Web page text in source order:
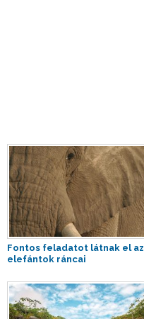
Fontos feladatot látnak el az
elefántok ráncai